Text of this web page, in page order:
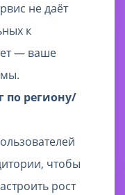
не даёт
к
— ваше
по региону/
чтобы
рост